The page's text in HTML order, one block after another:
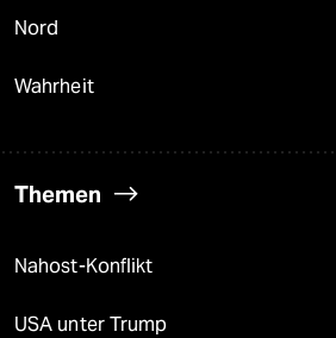
Nord
Wahrheit
Themen
Nahost-Konflikt
USA unter Trump